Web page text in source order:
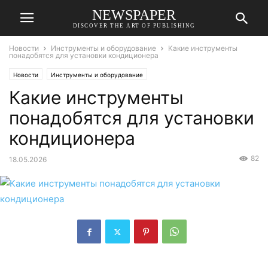
NEWSPAPER
DISCOVER THE ART OF PUBLISHING
Новости Инструменты и оборудование
Какие инструменты
понадобятся для установки кондиционера
Новости Инструменты и оборудование
Какие инструменты
понадобятся для установки
кондиционера
18.05.2026 82